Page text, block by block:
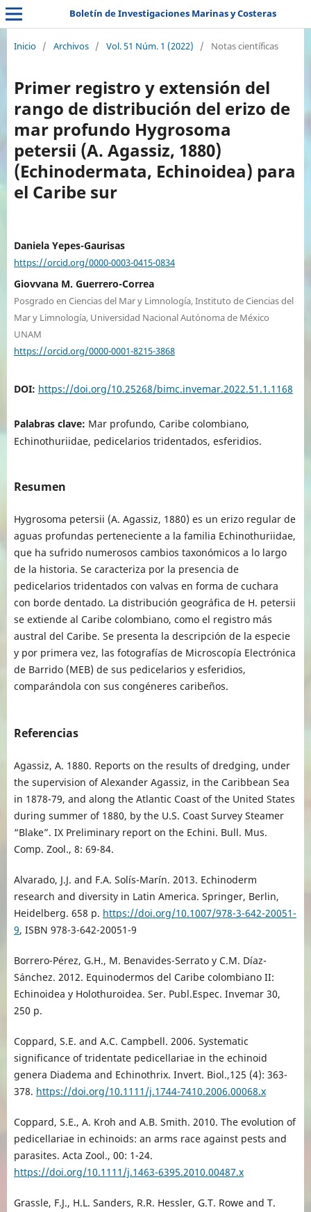
Boletín de Investigaciones Marinas y Costeras
Inicio / Archivos / Vol. 51 Núm. 1 (2022) / Notas científicas
Primer registro y extensión del
rango de distribución del erizo de
mar profundo Hygrosoma
petersii (A. Agassiz, 1880)
(Echinodermata, Echinoidea) para
el Caribe sur
Daniela Yepes-Gaurisas
https://orcid.org/0000-0003-0415-0834
Giovvana M. Guerrero-Correa
Posgrado en Ciencias del Mar y Limnología, Instituto de Ciencias del
Mar y Limnología, Universidad Nacional Autónoma de México
UNAM
https://orcid.org/0000-0001-8215-3868
DOI: https://doi.org/10.25268/bimc.invemar.2022.51.1.1168
Palabras clave: Mar profundo, Caribe colombiano,
Echinothuriidae, pedicelarios tridentados, esferidios.
Resumen
Hygrosoma petersii (A. Agassiz, 1880) es un erizo regular de
aguas profundas perteneciente a la familia Echinothuriidae,
que ha sufrido numerosos cambios taxonómicos a lo largo
de la historia. Se caracteriza por la presencia de
pedicelarios tridentados con valvas en forma de cuchara
con borde dentado. La distribución geográfica de H. petersii
se extiende al Caribe colombiano, como el registro más
austral del Caribe. Se presenta la descripción de la especie
y por primera vez, las fotografías de Microscopía Electrónica
de Barrido (MEB) de sus pedicelarios y esferidios,
comparándola con sus congéneres caribeños.
Referencias
Agassiz, A. 1880. Reports on the results of dredging, under
the supervision of Alexander Agassiz, in the Caribbean Sea
in 1878-79, and along the Atlantic Coast of the United States
during summer of 1880, by the U.S. Coast Survey Steamer
“Blake”. IX Preliminary report on the Echini. Bull. Mus.
Comp. Zool., 8: 69-84.
Alvarado, J.J. and F.A. Solís-Marín. 2013. Echinoderm
research and diversity in Latin America. Springer, Berlin,
Heidelberg. 658 p. https://doi.org/10.1007/978-3-642-20051-
9, ISBN 978-3-642-20051-9
Borrero-Pérez, G.H., M. Benavides-Serrato y C.M. Díaz-
Sánchez. 2012. Equinodermos del Caribe colombiano II:
Echinoidea y Holothuroidea. Ser. Publ.Espec. Invemar 30,
250 p.
Coppard, S.E. and A.C. Campbell. 2006. Systematic
significance of tridentate pedicellariae in the echinoid
genera Diadema and Echinothrix. Invert. Biol.,125 (4): 363-
378. https://doi.org/10.1111/j.1744-7410.2006.00068.x
Coppard, S.E., A. Kroh and A.B. Smith. 2010. The evolution of
pedicellariae in echinoids: an arms race against pests and
parasites. Acta Zool., 00: 1-24.
https://doi.org/10.1111/j.1463-6395.2010.00487.x
Grassle, F.J., H.L. Sanders, R.R. Hessler, G.T. Rowe and T.